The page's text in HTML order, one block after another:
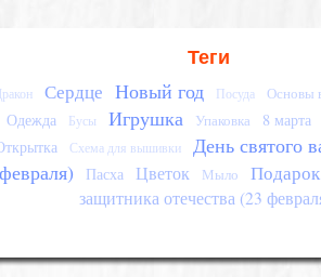
Теги
Сердце Новый год Посуда Основы
Одежда Бусы Игрушка Упаковка 8 марта
Схема для вышивки
День святого
февраля)
Пасха Цветок Мыло Подарок
защитника отечества (23